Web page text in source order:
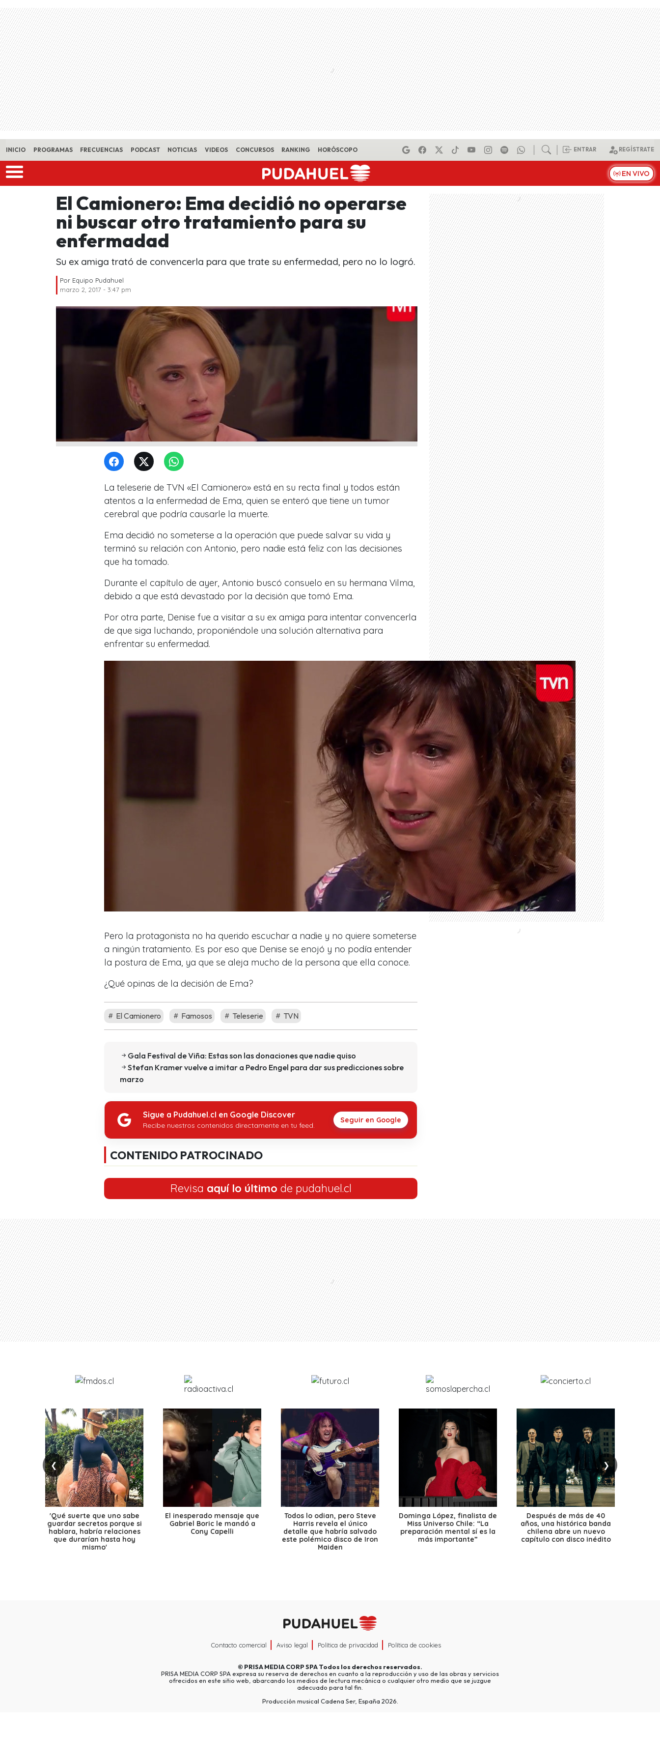
Skip to main content
INICIO PROGRAMAS FRECUENCIAS PODCAST NOTICIAS VIDEOS CONCURSOS RANKING HORÓSCOPO ENTRAR REGÍSTRATE
EN VIVO
El Camionero: Ema decidió no operarse
ni buscar otro tratamiento para su
enfermadad
Su ex amiga trató de convencerla para que trate su enfermedad, pero no lo logró.
Por Equipo Pudahuel
marzo 2, 2017 - 3:47 pm
La teleserie de TVN «El Camionero» está en su recta final y todos están
atentos a la enfermedad de Ema, quien se enteró que tiene un tumor
cerebral que podría causarle la muerte.
Ema decidió no someterse a la operación que puede salvar su vida y
terminó su relación con Antonio, pero nadie está feliz con las decisiones
que ha tomado.
Durante el capítulo de ayer, Antonio buscó consuelo en su hermana Vilma,
debido a que está devastado por la decisión que tomó Ema.
Por otra parte, Denise fue a visitar a su ex amiga para intentar convencerla
de que siga luchando, proponiéndole una solución alternativa para
enfrentar su enfermedad.
Pero la protagonista no ha querido escuchar a nadie y no quiere someterse
a ningún tratamiento. Es por eso que Denise se enojó y no podía entender
la postura de Ema, ya que se aleja mucho de la persona que ella conoce.
¿Qué opinas de la decisión de Ema?
El Camionero Famosos Teleserie TVN
Gala Festival de Viña: Estas son las donaciones que nadie quiso
Stefan Kramer vuelve a imitar a Pedro Engel para dar sus predicciones sobre
marzo
Sigue a Pudahuel.cl en Google Discover
Recibe nuestros contenidos directamente en tu feed.
Seguir en Google
CONTENIDO PATROCINADO
Revisa aquí lo último de pudahuel.cl
❮ ❯
'Qué suerte que uno sabe
guardar secretos porque si
hablara, habría relaciones
que durarían hasta hoy
mismo'
El inesperado mensaje que
Gabriel Boric le mandó a
Cony Capelli
Todos lo odian, pero Steve
Harris revela el único
detalle que habría salvado
este polémico disco de Iron
Maiden
Dominga López, finalista de
Miss Universo Chile: “La
preparación mental sí es la
más importante”
Después de más de 40
años, una histórica banda
chilena abre un nuevo
capítulo con disco inédito
Contacto comercial Aviso legal Política de privacidad Política de cookies
© PRISA MEDIA CORP SPATodos los derechos reservados.
PRISA MEDIA CORP SPA expresa su reserva de derechos en cuanto a la reproducción y uso de las obras y servicios
ofrecidos en este sitio web, abarcando los medios de lectura mecánica o cualquier otro medio que se juzgue
adecuado para tal fin.
Producción musical Cadena Ser, España 2026.